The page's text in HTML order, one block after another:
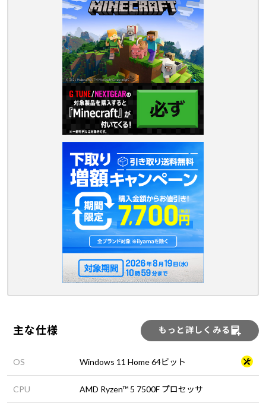
主な仕様 もっと詳しくみる
OS Windows 11 Home 64ビット
CPU AMD Ryzen™ 5 7500F プロセッサ